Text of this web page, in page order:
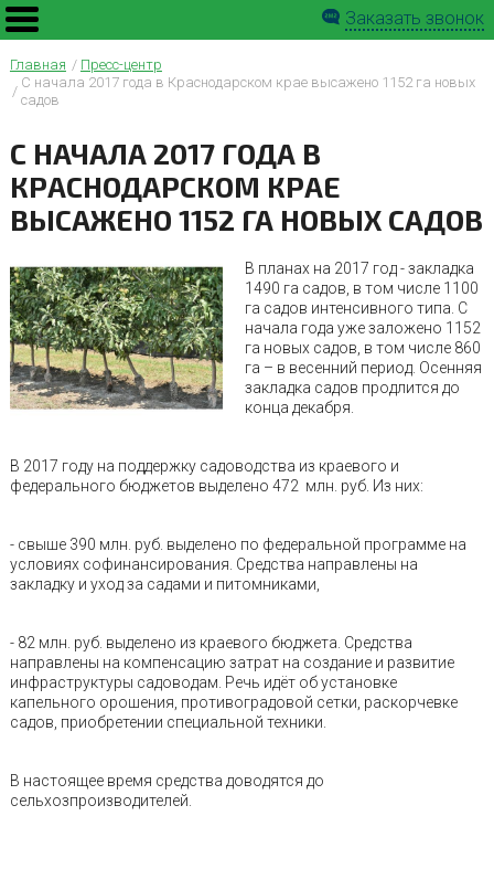
Заказать звонок
Главная
Пресс-центр
С начала 2017 года в Краснодарском крае высажено 1152 га новых
садов
С НАЧАЛА 2017 ГОДА В
КРАСНОДАРСКОМ КРАЕ
ВЫСАЖЕНО 1152 ГА НОВЫХ САДОВ
В планах на 2017 год - закладка
1490 га садов, в том числе 1100
га садов интенсивного типа. С
начала года уже заложено 1152
га новых садов, в том числе 860
га – в весенний период. Осенняя
закладка садов продлится до
конца декабря.
В 2017 году на поддержку садоводства из краевого и
федерального бюджетов выделено 472 млн. руб. Из них:
- свыше 390 млн. руб. выделено по федеральной программе на
условиях софинансирования. Средства направлены на
закладку и уход за садами и питомниками,
- 82 млн. руб. выделено из краевого бюджета. Средства
направлены на компенсацию затрат на создание и развитие
инфраструктуры садоводам. Речь идёт об установке
капельного орошения, противоградовой сетки, раскорчевке
садов, приобретении специальной техники.
В настоящее время средства доводятся до
сельхозпроизводителей.